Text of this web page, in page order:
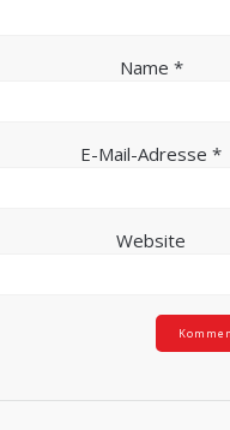
Name *
E-Mail-Adresse *
Website